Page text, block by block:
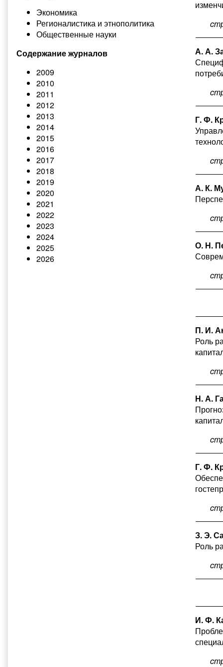
А. А.
Г. Ф.
А. К.
О. Н.
П. И.
Роль
Н. А.
Г. Ф.
З. Э.
Роль
И. Ф.
Экономика
Регионалистика и этнополитика
Общественные науки
Содержание журналов
2009
2010
2011
2012
2013
2014
2015
2016
2017
2018
2019
2020
2021
2022
2023
2024
2025
2026